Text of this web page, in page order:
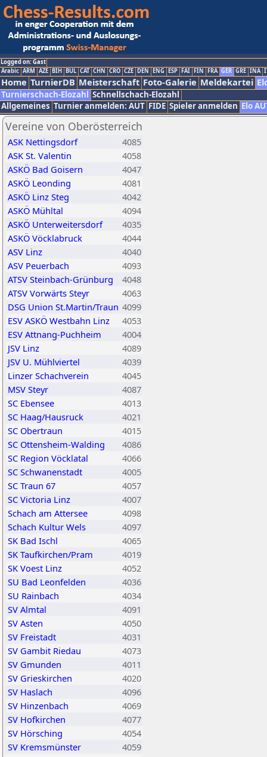
Logged on: Gast
Arabic ARM AZE BIH BUL CAT CHN CRO CZE DEN ENG ESP FAI FIN FRA GER GRE INA
Home TurnierDB Meisterschaft Foto-Galerie Meldekartei
Turnierschach-Elozahl Schnellschach-Elozahl
Allgemeines Turnier anmelden: AUT FIDE Spieler anmelden Elo
Vereine von Oberösterreich
ASK Nettingsdorf
4085
ASK St. Valentin
4058
ASKÖ Bad Goisern
4047
ASKÖ Leonding
4081
ASKÖ Linz Steg
4042
ASKÖ Mühltal
4094
ASKÖ Unterweitersdorf
4035
ASKÖ Vöcklabruck
4044
ASV Linz
4040
ASV Peuerbach
4093
ATSV Steinbach-Grünburg
4048
ATSV Vorwärts Steyr
4063
DSG Union St.Martin/Traun 4099
ESV ASKÖ Westbahn Linz
4053
ESV Attnang-Puchheim
4004
JSV Linz
4089
JSV U. Mühlviertel
4039
Linzer Schachverein
4045
MSV Steyr
4087
SC Ebensee
4013
SC Haag/Hausruck
4021
SC Obertraun
4015
SC Ottensheim-Walding
4086
SC Region Vöcklatal
4066
SC Schwanenstadt
4005
SC Traun 67
4057
SC Victoria Linz
4007
Schach am Attersee
4098
Schach Kultur Wels
4097
SK Bad Ischl
4065
SK Taufkirchen/Pram
4019
SK Voest Linz
4052
SU Bad Leonfelden
4036
SU Rainbach
4034
SV Almtal
4091
SV Asten
4050
SV Freistadt
4031
SV Gambit Riedau
4073
SV Gmunden
4011
SV Grieskirchen
4020
SV Haslach
4096
SV Hinzenbach
4069
SV Hofkirchen
4077
SV Hörsching
4054
SV Kremsmünster
4059